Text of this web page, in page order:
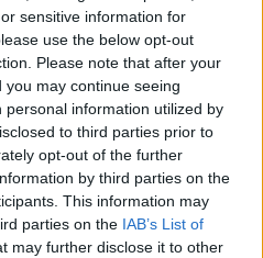
sensitive information for
use the below opt-out
Please note that after your
may continue seeing
information utilized by
to third parties prior to
opt-out of the further
by third parties on the
This information may
parties on the IAB’s List of
may further disclose it to other
τον Grogu από τον
πόσο εξελίχθηκαν οι
εκπαίδευση που έλαβε
τοThe Book of Boba Fett
θα ξαναβρεθούν.